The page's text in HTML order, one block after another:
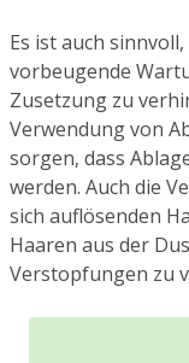
Es ist auch
vorbeugende
Zusetzung zu
Verwendung von
sorgen, dass
werden. Auch die
sich auflösenden
Haaren aus der
Verstopfungen zu